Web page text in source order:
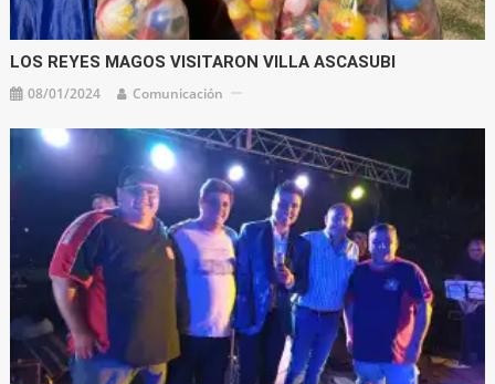
LOS REYES MAGOS VISITARON VILLA ASCASUBI
08/01/2024 Comunicación